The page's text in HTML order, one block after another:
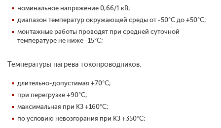
номинальное напряжение 0,66/1 кВ;
диапазон температур окружающей среды от -50°С до +50°С;
монтажные работы проводят при средней суточной
температуре не ниже -15°С;
Температуры нагрева токопроводников:
длительно-допустимая +70°С;
при перегрузке +90°С;
максимальная при КЗ +160°С;
по условию невозгорания при КЗ +350°С;